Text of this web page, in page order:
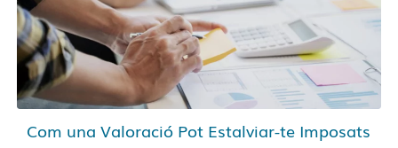
Com una Valoració Pot Estalviar-te Imposats